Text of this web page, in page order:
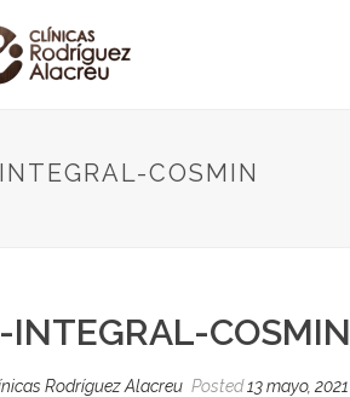
COSMIN
COSMIN
Rodríguez Alacreu Posted13 mayo, 2021